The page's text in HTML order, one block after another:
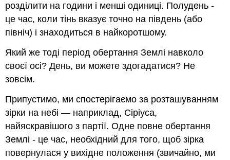
розділити на години і менші одиниці. Полудень -
це час, коли тінь вказує точно на південь (або
північ) і знаходиться в найкоротшому.
Який же тоді період обертання Землі навколо
своєї осі? День, ви можете здогадатися? Не
зовсім.
Припустимо, ми спостерігаємо за розташуванням
зірки на небі — наприклад, Сіріуса,
найяскравішого з партії. Одне повне обертання
Землі - це час, необхідний для того, щоб зірка
повернулася у вихідне положення (звичайно, ми